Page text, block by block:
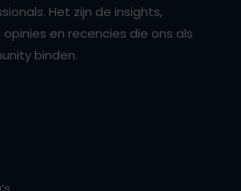
Het zijn de insights,
en recencies die ons als
binden.